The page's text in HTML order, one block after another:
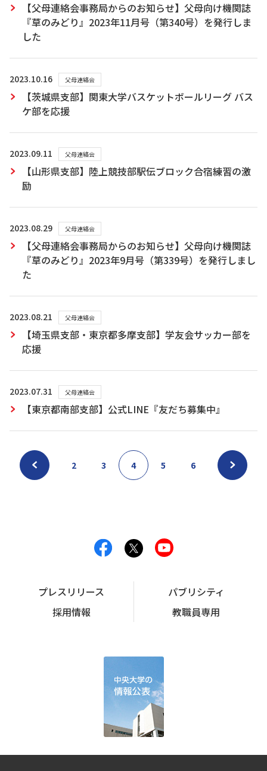
【父母連絡会事務局からのお知らせ】父母向け機関誌
『草のみどり』2023年11月号（第340号）を発行しま
した
2023.10.16 父母連絡会
【茨城県支部】関東大学バスケットボールリーグ バス
ケ部を応援
2023.09.11 父母連絡会
【山形県支部】陸上競技部駅伝ブロック合宿練習の激
励
2023.08.29 父母連絡会
【父母連絡会事務局からのお知らせ】父母向け機関誌
『草のみどり』2023年9月号（第339号）を発行しまし
た
2023.08.21 父母連絡会
【埼玉県支部・東京都多摩支部】学友会サッカー部を
応援
2023.07.31 父母連絡会
【東京都南部支部】公式LINE『友だち募集中』
2 3 4 5 6
プレスリリース
パブリシティ
採用情報
教職員専用